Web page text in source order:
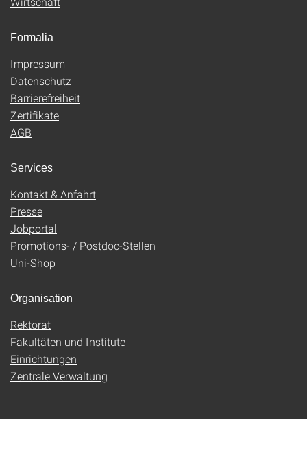
Formalia
Impressum
Datenschutz
Barrierefreiheit
Zertifikate
AGB
Services
Kontakt & Anfahrt
Presse
Jobportal
Promotions- / Postdoc-Stellen
Uni-Shop
Organisation
Rektorat
Fakultäten und Institute
Einrichtungen
Zentrale Verwaltung